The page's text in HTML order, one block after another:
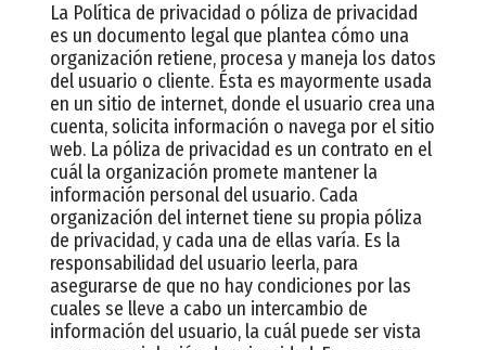
La Política de privacidad o póliza de privacidad
es un documento legal que plantea cómo una
organización retiene, procesa y maneja los datos
del usuario o cliente. Ésta es mayormente usada
en un sitio de internet, donde el usuario crea una
cuenta, solicita información o navega por el sitio
web. La póliza de privacidad es un contrato en el
cuál la organización promete mantener la
información personal del usuario. Cada
organización del internet tiene su propia póliza
de privacidad, y cada una de ellas varía. Es la
responsabilidad del usuario leerla, para
asegurarse de que no hay condiciones por las
cuales se lleve a cabo un intercambio de
información del usuario, la cuál puede ser vista